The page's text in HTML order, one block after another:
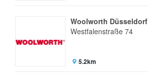
Woolworth Düsseldorf
Westfalenstraße 74
5.2km